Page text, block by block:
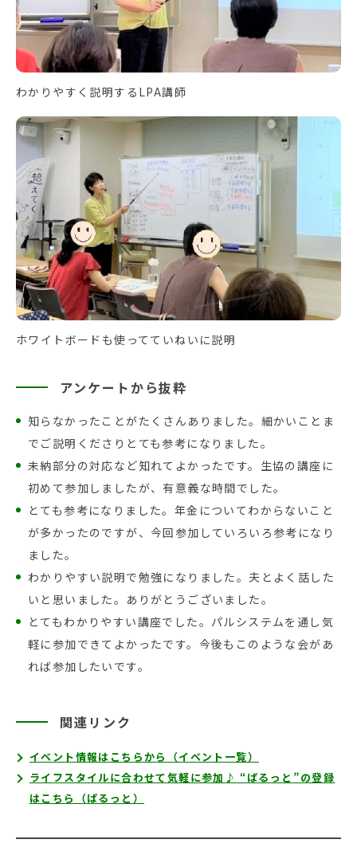
わかりやすく説明するLPA講師
ホワイトボードも使ってていねいに説明
アンケートから抜粋
知らなかったことがたくさんありました。細かいことま
でご説明くださりとても参考になりました。
未納部分の対応など知れてよかったです。生協の講座に
初めて参加しましたが、有意義な時間でした。
とても参考になりました。年金についてわからないこと
が多かったのですが、今回参加していろいろ参考になり
ました。
わかりやすい説明で勉強になりました。夫とよく話した
いと思いました。ありがとうございました。
とてもわかりやすい講座でした。パルシステムを通し気
軽に参加できてよかったです。今後もこのような会があ
れば参加したいです。
関連リンク
イベント情報はこちらから（イベント一覧）
ライフスタイルに合わせて気軽に参加♪ “ぱるっと”の登録
はこちら（ぱるっと）